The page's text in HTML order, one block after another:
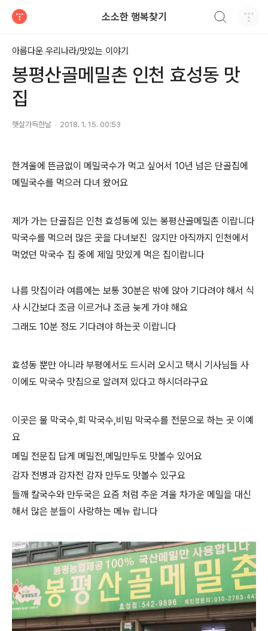
소소한 행복찾기
아름다운 우리나라/맛있는 이야기
봉평산골메밀촌 인천 효성동 맛
집
햇살가득한날 2018. 1. 15. 00:53
한겨울에 뜬금없이 메밀국수가 먹고 싶어서 10년 넘은 단골집에
메밀국수를 먹으러 다녀 왔어요
제가 가는 단골집은 인천 효성동에 있는 봉평산골메밀촌 이랍니다
막국수를 먹으러 많은 곳을 다녀보진 않지만 아직까지 인천에서
먹었던 막국수 집 중에 제일 맛있게 먹은 집이랍니다
나름 맛집이라 여름에는 보통 30분은 밖에 앉아 기다려야 해서 식
사 시간보다 조금 이르거나 조금 늦게 가야 해요
그래도 10분 정도 기다려야 하는곳 이랍니다
효성동 뿐만 아니라 부평에서도 드시러 오시고 택시 기사님들 사
이에도 막국수 맛집으로 알려져 있다고 하시더라구요
이곳은 물 막국수,회 막국수,비빔 막국수를 전문으로 하는 곳 이예
요
메밀 전문집 답게 메밀전,메밀만두도 맛볼수 있어요
감자 전병과 감자전 감자 만두도 맛볼수 있구요
들깨 칼국수와 만두국은 요즘 처럼 추운 겨울 차가운 메밀을 대신
해서 많은 분들이 사랑하는 메뉴 랍니다